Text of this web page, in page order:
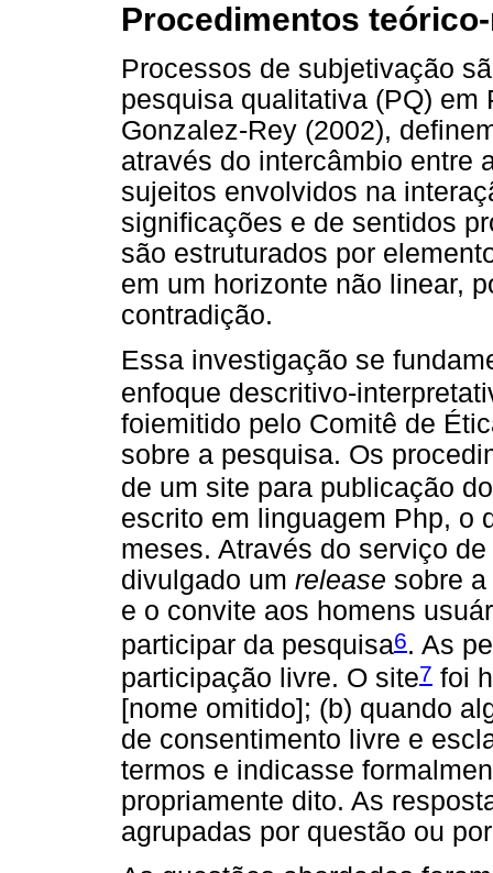
Procedimentos
Processos de subjetivação
pesquisa qualitativa (PQ)
Gonzalez-Rey (2002),
através do intercâmbio entre
sujeitos envolvidos na
significações e de sentidos
são estruturados por
em um horizonte não linear,
contradição.
Essa investigação se
enfoque descritivo-
foiemitido pelo Comitê de
sobre a pesquisa. Os
de um site para publicação
escrito em linguagem Php, o
meses. Através do serviço
divulgado um release sobre
e o convite aos homens
participar da pesquisa6. As
participação livre. O site7 foi
[nome omitido]; (b) quando
de consentimento livre e
termos e indicasse
propriamente dito. As
agrupadas por questão ou